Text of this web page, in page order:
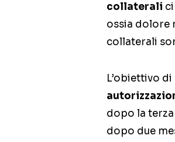
collaterali
ossia dolore
collaterali
L’obiettivo
dopo la
dopo due